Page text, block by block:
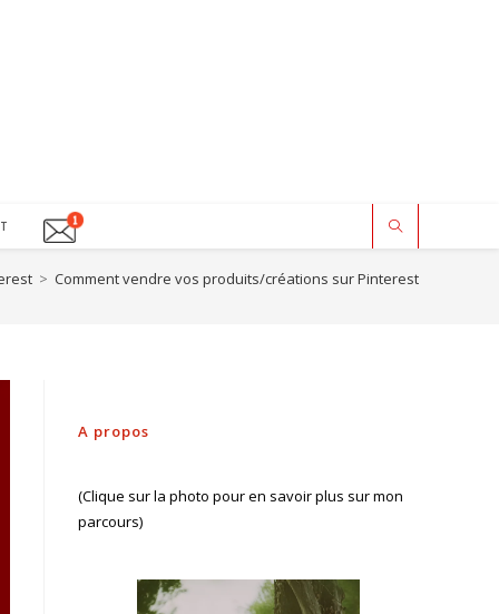
> Comment vendre vos produits/créations sur Pinterest
A propos
(Clique sur la photo pour en savoir plus sur mon
parcours)